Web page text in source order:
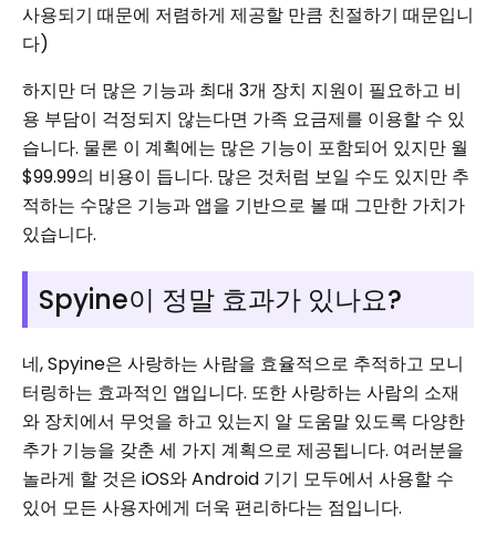
사용되기 때문에 저렴하게 제공할 만큼 친절하기 때문입니
다)
하지만 더 많은 기능과 최대 3개 장치 지원이 필요하고 비
용 부담이 걱정되지 않는다면 가족 요금제를 이용할 수 있
습니다. 물론 이 계획에는 많은 기능이 포함되어 있지만 월
$99.99의 비용이 듭니다. 많은 것처럼 보일 수도 있지만 추
적하는 수많은 기능과 앱을 기반으로 볼 때 그만한 가치가
있습니다.
Spyine이 정말 효과가 있나요?
네, Spyine은 사랑하는 사람을 효율적으로 추적하고 모니
터링하는 효과적인 앱입니다. 또한 사랑하는 사람의 소재
와 장치에서 무엇을 하고 있는지 알 도움말 있도록 다양한
추가 기능을 갖춘 세 가지 계획으로 제공됩니다. 여러분을
놀라게 할 것은 iOS와 Android 기기 모두에서 사용할 수
있어 모든 사용자에게 더욱 편리하다는 점입니다.